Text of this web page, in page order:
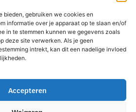
bieden, gebruiken we cookies en
informatie over je apparaat op te slaan en/of
in te stemmen kunnen we gegevens zoals
deze site verwerken. Als je geen
intrekt, kan dit een nadelige invloed
Accepteren
Inloggen
aanmaken